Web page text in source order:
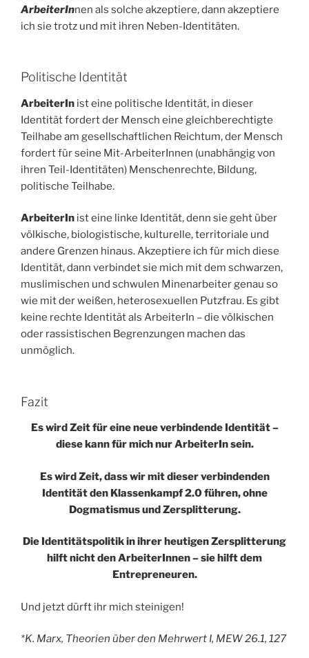
ArbeiterInnen als solche akzeptiere, dann akzeptiere
ich sie trotz und mit ihren Neben-Identitäten.
Politische Identität
ArbeiterIn ist eine politische Identität, in dieser
Identität fordert der Mensch eine gleichberechtigte
Teilhabe am gesellschaftlichen Reichtum, der Mensch
fordert für seine Mit-ArbeiterInnen (unabhängig von
ihren Teil-Identitäten) Menschenrechte, Bildung,
politische Teilhabe.
ArbeiterIn ist eine linke Identität, denn sie geht über
völkische, biologistische, kulturelle, territoriale und
andere Grenzen hinaus. Akzeptiere ich für mich diese
Identität, dann verbindet sie mich mit dem schwarzen,
muslimischen und schwulen Minenarbeiter genau so
wie mit der weißen, heterosexuellen Putzfrau. Es gibt
keine rechte Identität als ArbeiterIn – die völkischen
oder rassistischen Begrenzungen machen das
unmöglich.
Fazit
Es wird Zeit für eine neue verbindende Identität –
diese kann für mich nur ArbeiterIn sein.
Es wird Zeit, dass wir mit dieser verbindenden
Identität den Klassenkampf 2.0 führen, ohne
Dogmatismus und Zersplitterung.
Die Identitätspolitik in ihrer heutigen Zersplitterung
hilft nicht den ArbeiterInnen – sie hilft dem
Entrepreneuren.
Und jetzt dürft ihr mich steinigen!
*K. Marx, Theorien über den Mehrwert I, MEW 26.1, 127